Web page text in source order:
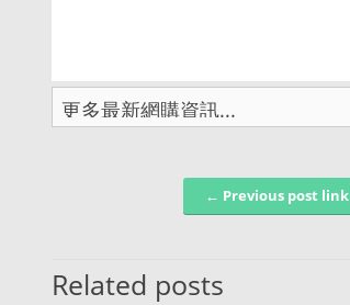
Post navigation← Previous post link
Related posts